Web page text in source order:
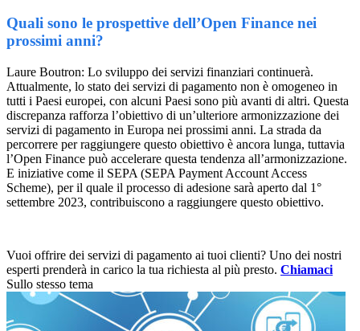
Quali sono le prospettive dell’Open Finance nei
prossimi anni?
Laure Boutron: Lo sviluppo dei servizi finanziari continuerà.
Attualmente, lo stato dei servizi di pagamento non è omogeneo in
tutti i Paesi europei, con alcuni Paesi sono più avanti di altri. Questa
discrepanza rafforza l’obiettivo di un’ulteriore armonizzazione dei
servizi di pagamento in Europa nei prossimi anni. La strada da
percorrere per raggiungere questo obiettivo è ancora lunga, tuttavia
l’Open Finance può accelerare questa tendenza all’armonizzazione.
E iniziative come il SEPA (SEPA Payment Account Access
Scheme), per il quale il processo di adesione sarà aperto dal 1°
settembre 2023, contribuiscono a raggiungere questo obiettivo.
Vuoi offrire dei servizi di pagamento ai tuoi clienti? Uno dei nostri
esperti prenderà in carico la tua richiesta al più presto. Chiamaci
Sullo stesso tema